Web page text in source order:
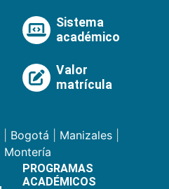
Sistema
académico
Valor
matrícula
Bogotá Manizales
Montería
PROGRAMAS
ACADÉMICOS